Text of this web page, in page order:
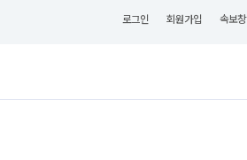
로그인 회원가입 속보창